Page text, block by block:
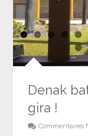
Denak
gira !
Commentaires